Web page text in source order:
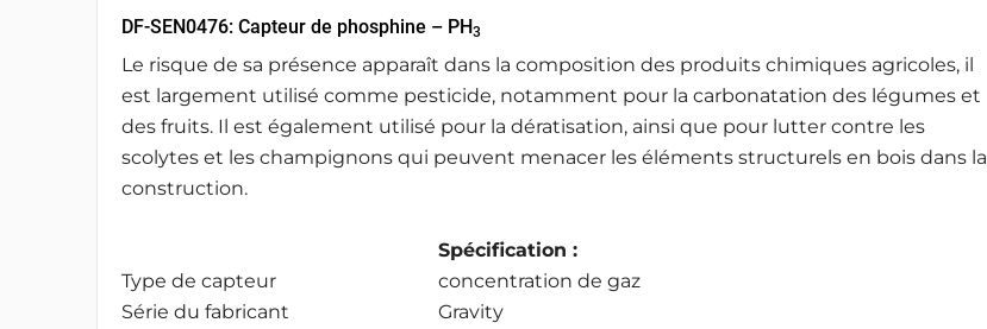
DF-SEN0476: Capteur de phosphine – PH3
Le risque de sa présence apparaît dans la composition des produits chimiques agricoles, il
est largement utilisé comme pesticide, notamment pour la carbonatation des légumes et
des fruits. Il est également utilisé pour la dératisation, ainsi que pour lutter contre les
scolytes et les champignons qui peuvent menacer les éléments structurels en bois dans la
construction.
Spécification :
Type de capteur
concentration de gaz
Série du fabricant
Gravity